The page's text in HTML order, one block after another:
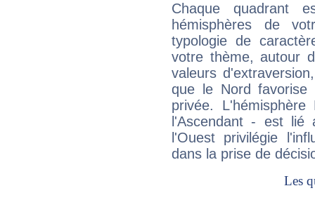
Chaque quadrant
hémisphères de
typologie de
votre thème, autour
valeurs
que le Nord favorise
privée.
l'Ascendant - est
l'Ouest privilégie
dans la prise de